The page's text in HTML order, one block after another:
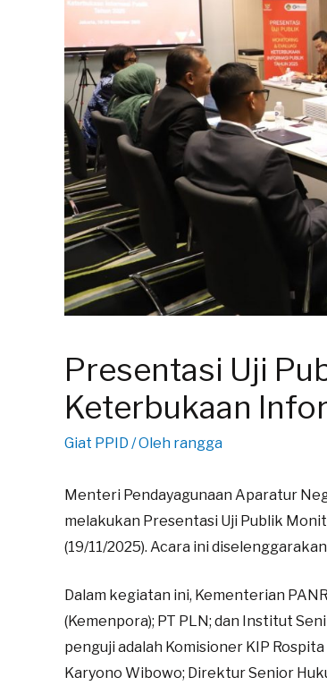
Presentasi Uji
Keterbukaan
Giat PPID / Oleh rangga
Menteri Pendayagunaan Aparatur
melakukan Presentasi Uji Publik
(19/11/2025). Acara ini
Dalam kegiatan ini, Kementerian
(Kemenpora); PT PLN; dan Institut
penguji adalah Komisioner KIP
Karyono Wibowo; Direktur Senior